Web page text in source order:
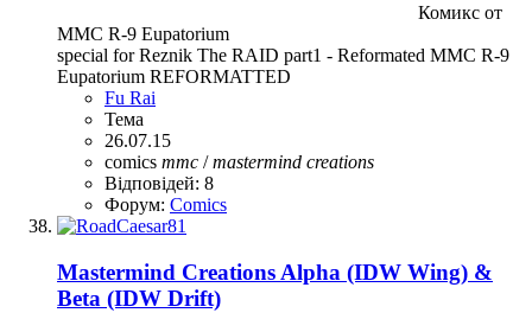
Комикс от
ММС R-9 Eupatorium
special for Reznik The RAID part1 - Reformated ММС R-9
Eupatorium REFORMATTED
Fu Rai
Тема
26.07.15
comics mmc /mastermind creations
Відповідей: 8
Форум: Comics
Mastermind Creations Alpha (IDW Wing) &
Beta (IDW Drift)